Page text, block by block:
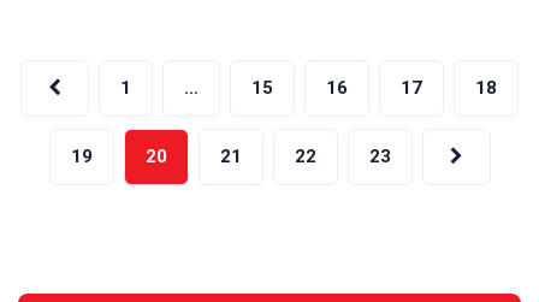
Σελιδοποίηση
άρθρων
1 … 15 16 17 18
19 20 21 22 23